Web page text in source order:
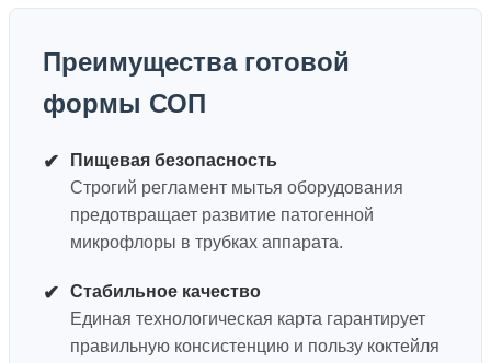
Преимущества готовой
формы СОП
✔
Пищевая безопасность
Строгий регламент мытья оборудования
предотвращает развитие патогенной
микрофлоры в трубках аппарата.
✔
Стабильное качество
Единая технологическая карта гарантирует
правильную консистенцию и пользу коктейля